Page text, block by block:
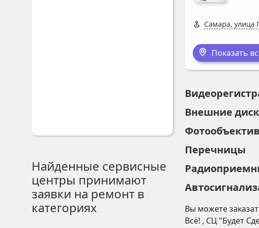
Найденные сервисные
центры принимают
заявки на ремонт в
категориях
Самара, улица
Показать
Внешние
Перечницы
Вы можете
Всё! , СЦ "Будет